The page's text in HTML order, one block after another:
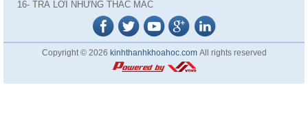
16- TRẢ LỜI NHỮNG THẮC MẮC
Copyright © 2026 kinhthanhkhoahoc.comAll rights reserved